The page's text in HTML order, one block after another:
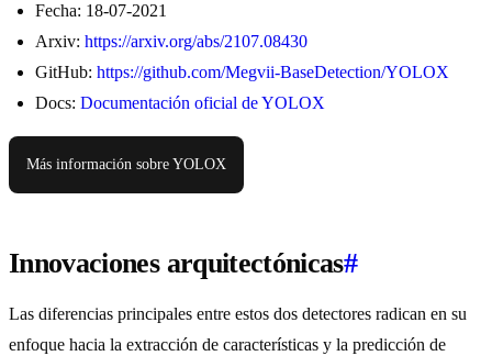
Fecha: 18-07-2021
Arxiv: https://arxiv.org/abs/2107.08430
GitHub: https://github.com/Megvii-BaseDetection/YOLOX
Docs: Documentación oficial de YOLOX
Más información sobre YOLOX
Innovaciones arquitectónicas#
Las diferencias principales entre estos dos detectores radican en su
enfoque hacia la extracción de características y la predicción de